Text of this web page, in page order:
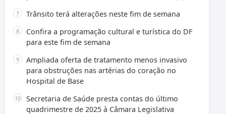
Trânsito terá alterações neste fim de semana
Confira a programação cultural e turística do DF
para este fim de semana
Ampliada oferta de tratamento menos invasivo
para obstruções nas artérias do coração no
Hospital de Base
Secretaria de Saúde presta contas do último
quadrimestre de 2025 à Câmara Legislativa